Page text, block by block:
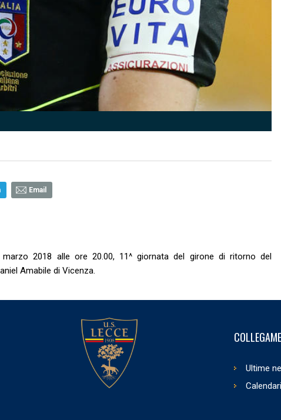
Email
2018 alle ore 20.00, 11^ giornata del girone di ritorno del
Amabile di Vicenza.
Ultime